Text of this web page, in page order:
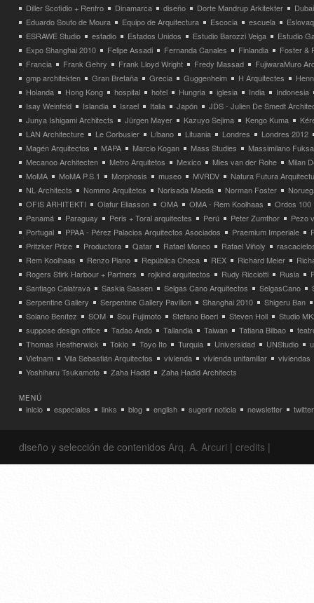
Diller Scofidio + Renfro
Dinamarca diseño Dorte Mandrup Arkitekter
Dubai
Eduardo Souto de Moura
Equipo de Arquitectura Escocia escuela
ESRAWE Studio
estadio Estados Unidos Estudio Barozzi Veiga
Estudio
Expo Shanghai 2010
Felipe Assadi Fernanda Canales Finlandia
Foster &
Francia
Frank Gehry Frank Lloyd Wright Fredy Massad
FujiwaraMuro
gmp architekten
Gran Bretaña Grecia Guggenheim H Arquitectes
Holanda
Hong Kong hospital hotel Hungria iglesia India
Indonesia
Isay Weinfeld
Islandia Israel Italia Japón
JDS - Julien De Smedt
Junya Ishigami Architects
Jürgen Mayer Kazuyo Sejima Kengo Kuma
LAN Architecture
Le Corbusier Líbano Lituania Londres
Londres 2012
Magén Arquitectos
MAPA Marcio Kogan Mass Studies
Massimilano
Mecanoo Architecten
Metro Arquitetos Mexico Mies van der Rohe
Milan
MoMA
MoMA P.S.1 Morphosis museo MVRDV
Natura Futura
NL Architects
Nommo Arquitetos Norisada Maeda Norman Foster
OFIS ARHITEKTI
Olafur Eliasson OMA OMA - Rem Koolhaas
Ordos 100
Panamá
Paraguay Peris + Toral arquitectes Perú Peter Zumthor
Pezo
Portugal
PPAA - Pérez Palacios Arquitectos Asociados Praemium Imperiale
Pritzker Prize
Productora Qatar Rafael Moneo Rafael Viñoly
Rem Koolhaas
Renzo Piano República Checa REX Richard Meier
Rogers Stirk Harbour + Partners
rojkind arquitectos Rudy Ricciotti Rusia
Santiago Calatrava
Saskia Sassen Selgas Cano Arquitectos SelgasCano
Serpentine Gallery
Serpentine Gallery Pavilion Shanghai 2010
Shigeru Ban
Solano Benítez
SOM Sou Fujimoto Stefano Boeri Steven Holl
Studio
suppose design office
Tadao Ando Tailandia Taiwan Tatiana Bilbao
Thomas Heatherwick
Tokio Toyo Ito Turquia Universidad UNStudio
Vietnam
Vila Sebastián Arquitectos vivienda vivienda unifamiliar
viviendas
Yoshiharu Tsukamoto
Zaha Hadid Zaha Hadid Architects
MENÚ
inicio especiales links blog english sugerir noticia newsletter twitter
diseño y selección de contenidos Arq. A. Arcuri | credits |